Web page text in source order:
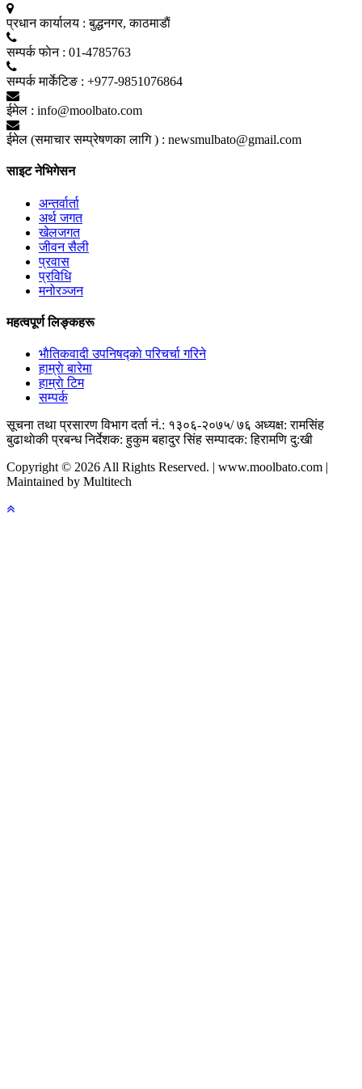
प्रधान कार्यालय : बुद्धनगर, काठमाडाैं
सम्पर्क फाेन : 01-4785763
सम्पर्क मार्केटिङ : +977-9851076864
ईमेल : info@moolbato.com
ईमेल (समाचार सम्प्रेषणका लागि ) : newsmulbato@gmail.com
साइट नेभिगेसन
अन्तर्वार्ता
अर्थ जगत
खेलजगत
जीवन सैली
प्रवास
प्रविधि
मनोरञ्जन
महत्वपूर्ण लिङ्कहरू
भाैतिकवादी उपनिषद्काे परिचर्चा गरिने
हाम्राे बारेमा
हाम्राे टिम
सम्पर्क
सूचना तथा प्रसारण विभाग दर्ता नं.: १३०६-२०७५/ ७६ अध्यक्ष: रामसिंह
बुढाथाेकी प्रबन्ध निर्देशक: हुकुम बहादुर सिंह सम्पादक: हिरामणि दु:खी
Copyright © 2026 All Rights Reserved. | www.moolbato.com |
Maintained by Multitech